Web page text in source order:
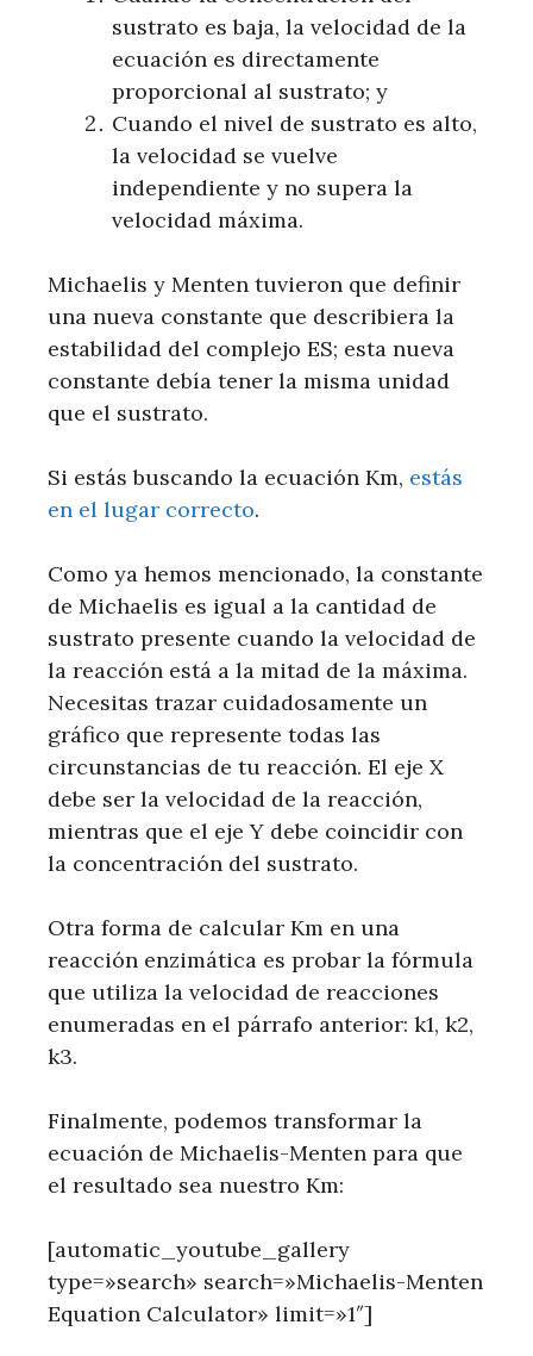
sustrato es baja, la velocidad de la
ecuación es directamente
proporcional al sustrato; y
Cuando el nivel de sustrato es alto,
la velocidad se vuelve
independiente y no supera la
velocidad máxima.
Michaelis y Menten tuvieron que definir
una nueva constante que describiera la
estabilidad del complejo ES; esta nueva
constante debía tener la misma unidad
que el sustrato.
Si estás buscando la ecuación Km, estás
en el lugar correcto.
Como ya hemos mencionado, la constante
de Michaelis es igual a la cantidad de
sustrato presente cuando la velocidad de
la reacción está a la mitad de la máxima.
Necesitas trazar cuidadosamente un
gráfico que represente todas las
circunstancias de tu reacción. El eje X
debe ser la velocidad de la reacción,
mientras que el eje Y debe coincidir con
la concentración del sustrato.
Otra forma de calcular Km en una
reacción enzimática es probar la fórmula
que utiliza la velocidad de reacciones
enumeradas en el párrafo anterior: k1, k2,
k3.
Finalmente, podemos transformar la
ecuación de Michaelis-Menten para que
el resultado sea nuestro Km:
[automatic_youtube_gallery
type=»search» search=»Michaelis-Menten
Equation Calculator» limit=»1″]